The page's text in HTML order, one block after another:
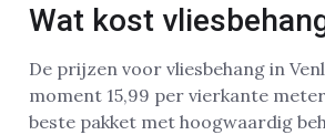
Wat kost
De prijzen voor vliesbehang in
moment 15,99 per vierkante
beste pakket met hoogwaardig